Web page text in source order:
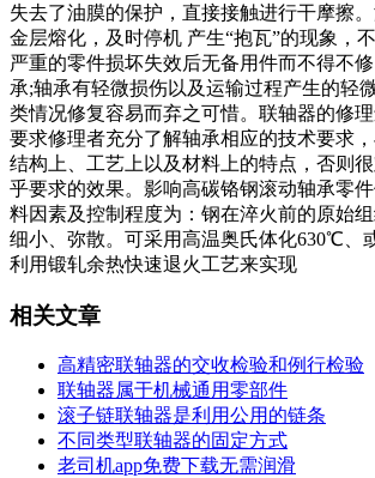
失去了油膜的保护，直接接触进行干摩擦
金层熔化，及时停机 产生“抱瓦”的现象
严重的零件损坏失效后无备用件而不得不修
承;轴承有轻微损伤以及运输过程产生的轻微
类情况修复容易而弃之可惜。联轴器的修理
要求修理者充分了解轴承相应的技术要求
结构上、工艺上以及材料上的特点，否
乎要求的效果。影响高碳铬钢滚动轴承零
料因素及控制程度为：钢在淬火前的原始
细小、弥散。可采用高温奥氏体化
利用锻轧余热快速退火工艺来实现
相关文章
高精密联轴器的交收检验和例行检验
联轴器属于机械通用零部件
滚子链联轴器是利用公用的链条
不同类型联轴器的固定方式
老司机app免费下载无需润滑